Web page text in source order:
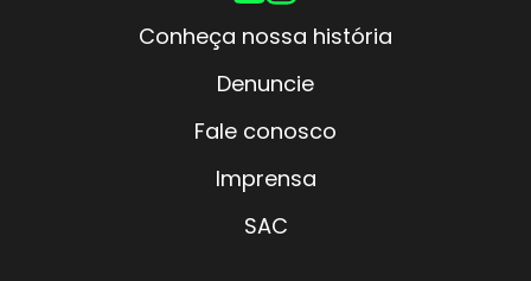
Conheça nossa história
Denuncie
Fale conosco
Imprensa
SAC